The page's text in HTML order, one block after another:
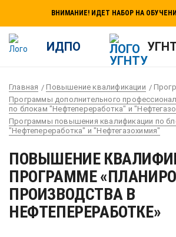
ВНИМАНИЕ! ИДЕТ НАБОР НА
ИДПО
Главная Повышение квалификации
Программы дополнительного
по блокам "Нефтепереработка" и
Программы повышения квалификации по
"Нефтепереработка" и "Нефтегазохимия"
ПОВЫШЕНИЕ
ПРОГРАММЕ
ПРОИЗВОДСТВА В
НЕФТЕПЕРЕРАБОТКЕ»